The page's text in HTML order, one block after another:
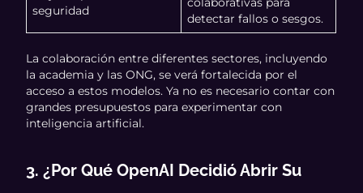
seguridad
detectar fallos o sesgos.
La colaboración entre diferentes sectores, incluyendo
la academia y las ONG, se verá fortalecida por el
acceso a estos modelos. Ya no es necesario contar con
grandes presupuestos para experimentar con
inteligencia artificial.
3. ¿Por Qué OpenAI Decidió Abrir Su